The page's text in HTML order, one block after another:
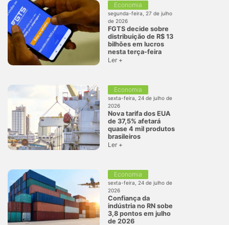
Economia
segunda-feira, 27 de julho
de 2026
FGTS decide sobre
distribuição de R$ 13
bilhões em lucros
nesta terça-feira
Ler +
Economia
sexta-feira, 24 de julho de
2026
Nova tarifa dos EUA
de 37,5% afetará
quase 4 mil produtos
brasileiros
Ler +
Economia
sexta-feira, 24 de julho de
2026
Confiança da
indústria no RN sobe
3,8 pontos em julho
de 2026